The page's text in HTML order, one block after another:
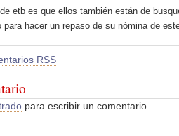
etb es que ellos también están de
para hacer un repaso de su nómina de
RSS
para escribir un comentario.